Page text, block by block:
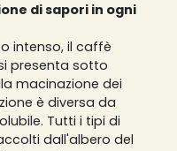
di sapori in ogni
intenso, il caffè
presenta sotto
macinazione dei
è diversa da
Tutti i tipi di
dall'albero del